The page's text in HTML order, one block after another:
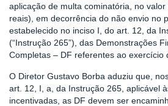
aplicação de multa cominatória, no
reais), em decorrência do não envio no
estabelecido no inciso I, do art. 12, da
(“Instrução 265”), das Demonstrações
Completas – DF referentes ao exercício
O Diretor Gustavo Borba aduziu que,
art. 12, I, a, da Instrução 265, aplicável
incentivadas, as DF devem ser